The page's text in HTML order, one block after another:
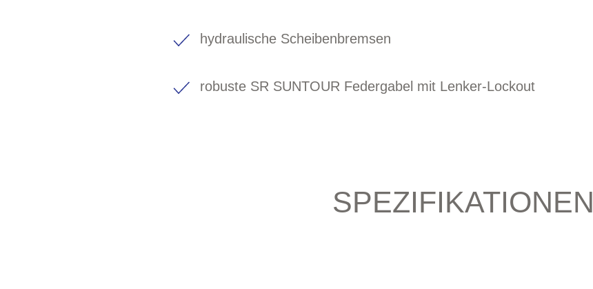
hydraulische Scheibenbremsen
robuste SR SUNTOUR Federgabel mit Lenker-Lockout
SPEZIFIKATIONEN